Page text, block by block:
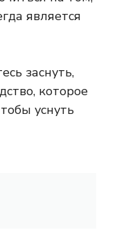
является
заснуть,
которое
уснуть